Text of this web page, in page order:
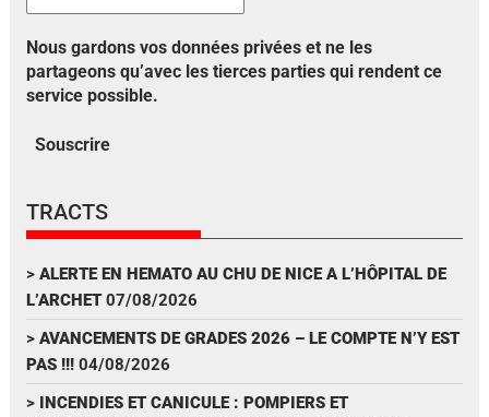
Nous gardons vos données privées et ne les
partageons qu’avec les tierces parties qui rendent ce
service possible.
TRACTS
> ALERTE EN HEMATO AU CHU DE NICE A L’HÔPITAL DE
L’ARCHET 07/08/2026
> AVANCEMENTS DE GRADES 2026 – LE COMPTE N’Y EST
PAS !!! 04/08/2026
> INCENDIES ET CANICULE : POMPIERS ET